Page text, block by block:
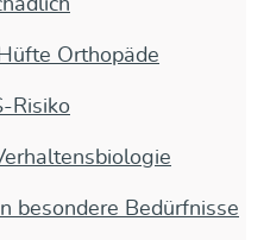
Orthopäde
Risiko
besondere Bedürfnisse